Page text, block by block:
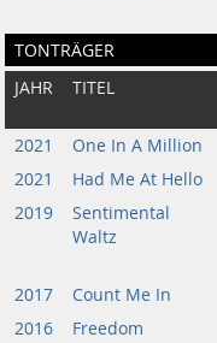
TONTRÄGER
JAHR TITEL
2021 One In A Million
2021
Had Me At Hello
2019
Sentimental
Waltz
2017 Count Me In
2016
Freedom